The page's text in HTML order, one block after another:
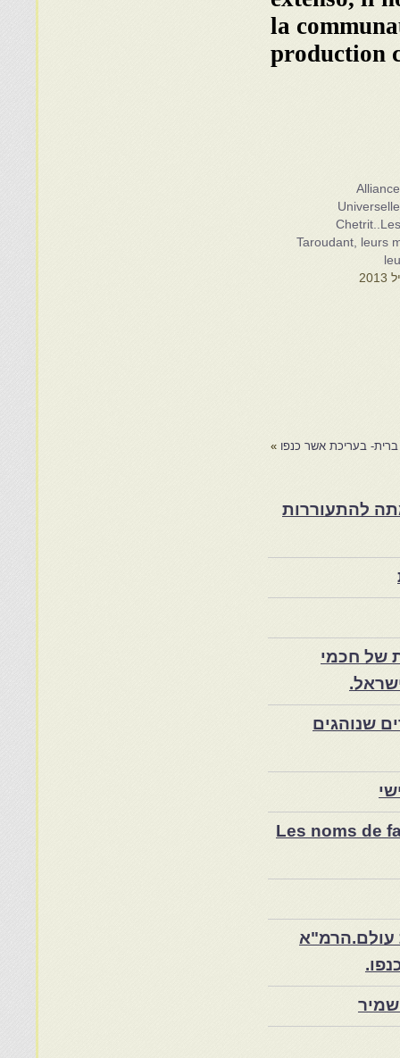
la
production
Taroudant, leurs
ברית- בעריכת אשר כנפו »
במרוקו בסוף המאה ה־19 ותרומתה להתעוררות
של חכמי
שנוהגים
Les noms de
עולם.הרמ"א